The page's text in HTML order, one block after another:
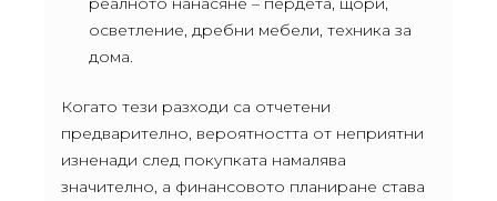
осветление, дребни мебели, техника за
дома.
Когато тези разходи са отчетени
предварително, вероятността от неприятни
изненади след покупката намалява
значително, а финансовото планиране става